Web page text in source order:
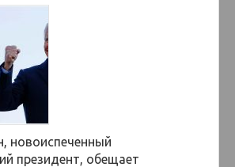
новоиспеченный
президент, обещает